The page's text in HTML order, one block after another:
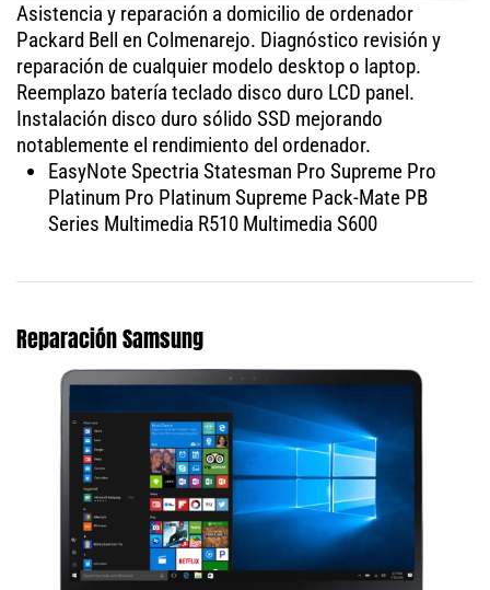
Asistencia y reparación a domicilio de ordenador
Packard Bell en Colmenarejo. Diagnóstico revisión y
reparación de cualquier modelo desktop o laptop.
Reemplazo batería teclado disco duro LCD panel.
Instalación disco duro sólido SSD mejorando
notablemente el rendimiento del ordenador.
EasyNote Spectria Statesman Pro Supreme Pro
Platinum Pro Platinum Supreme Pack-Mate PB
Series Multimedia R510 Multimedia S600
Reparación Samsung